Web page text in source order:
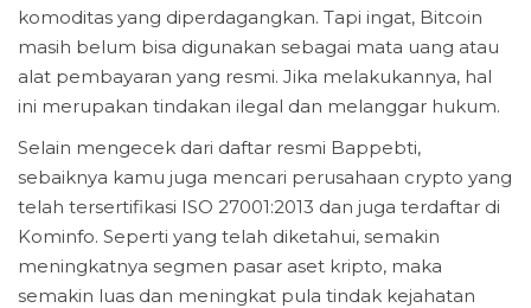
komoditas yang diperdagangkan. Tapi ingat, Bitcoin
masih belum bisa digunakan sebagai mata uang atau
alat pembayaran yang resmi. Jika melakukannya, hal
ini merupakan tindakan ilegal dan melanggar hukum.
Selain mengecek dari daftar resmi Bappebti,
sebaiknya kamu juga mencari perusahaan crypto yang
telah tersertifikasi ISO 27001:2013 dan juga terdaftar di
Kominfo. Seperti yang telah diketahui, semakin
meningkatnya segmen pasar aset kripto, maka
semakin luas dan meningkat pula tindak kejahatan